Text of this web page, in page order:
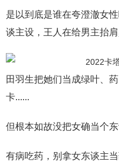
是以到底是谁在夸澄澈女
谈主设，王人在给男主抬肩
田羽生把她们当成绿叶、
卡......
但根本如故没把女确当个东
有病吃药，别拿女东谈主当